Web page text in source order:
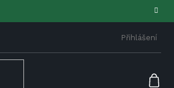
Přihlášení